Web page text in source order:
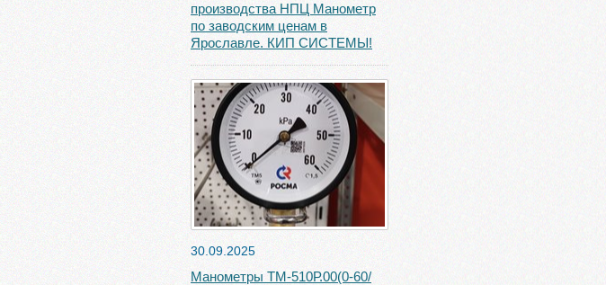
производства НПЦ Манометр
по заводским ценам в
Ярославле. КИП СИСТЕМЫ!
30.09.2025
Манометры ТМ-510Р.00(0-60/